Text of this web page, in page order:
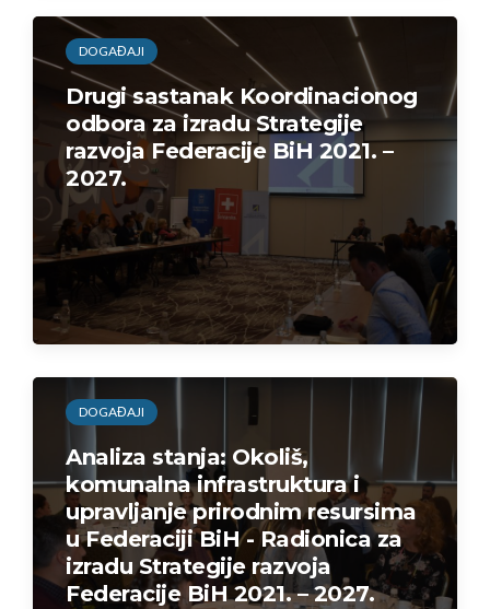
DOGAĐAJI
Drugi sastanak Koordinacionog
odbora za izradu Strategije
razvoja Federacije BiH 2021. –
2027.
DOGAĐAJI
Analiza stanja: Okoliš,
komunalna infrastruktura i
upravljanje prirodnim resursima
u Federaciji BiH - Radionica za
izradu Strategije razvoja
Federacije BiH 2021. – 2027.